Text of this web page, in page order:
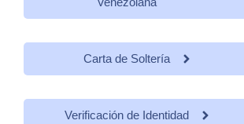
Carta de Soltería
Verificación de Identidad